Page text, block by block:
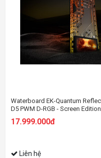
Waterboard EK-Quantum
D5 PWM D-RGB - Screen Edition
17.999.000đ
Liên hệ